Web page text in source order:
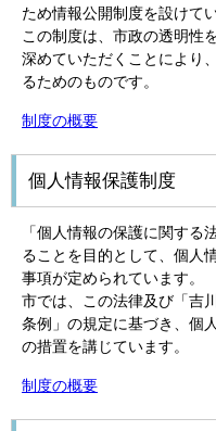
ため情報公開制度を設けてい
この制度は、市政の透明性
深めていただくことにより
るためのものです。
制度の概要
個人情報保護制度
「個人情報の保護に関する
ることを目的として、個人
事項が定められています。
市では、この法律及び「吉
条例」の規定に基づき、個
の措置を講じています。
制度の概要